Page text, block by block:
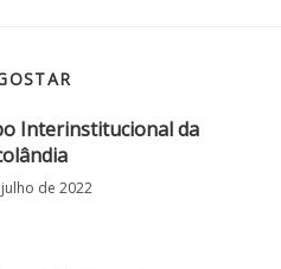
Interinstitucional da
de 2022